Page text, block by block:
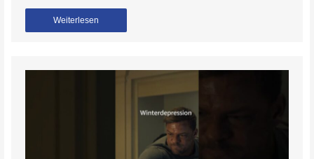
Weiterlesen